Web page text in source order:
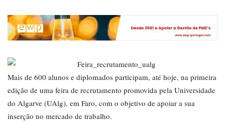
Mais de 600 alunos e diplomados participam, até hoje, na primeira
edição de uma feira de recrutamento promovida pela Universidade
do Algarve (UAlg), em Faro, com o objetivo de apoiar a sua
inserção no mercado de trabalho.